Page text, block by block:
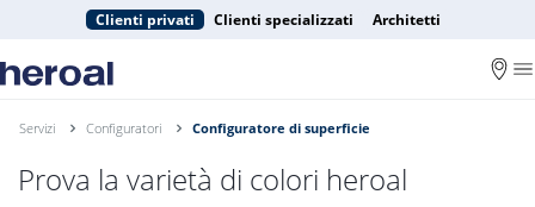
Clienti privati Clienti specializzati Architetti
Servizi Configuratori Configuratore di superficie
Prova la varietà di colori heroal